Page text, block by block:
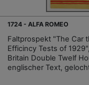
1724 - ALFA ROMEO
Faltprospekt "The Car
Efficincy Tests of
Britain Double Twelf
englischer Text,